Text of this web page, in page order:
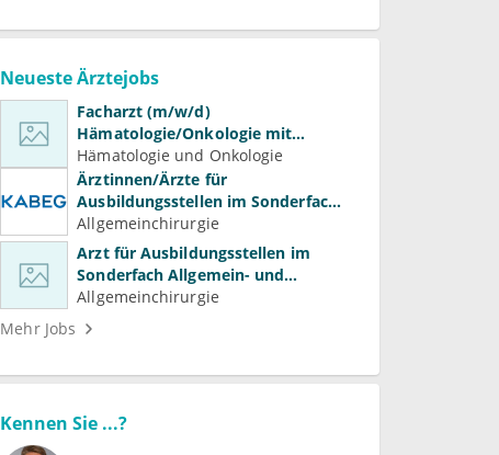
Neueste Ärztejobs
Facharzt (m/w/d)
Hämatologie/Onkologie mit
Beteiligung an Forschung und
Lehre
Hämatologie und Onkologie
Ärztinnen/Ärzte für
Ausbildungsstellen im Sonderfach
Allgemein- und Viszeralchirurgie
Allgemeinchirurgie
Arzt für Ausbildungsstellen im
Sonderfach Allgemein- und
Gefäßchirurgie (m/w/d)
Allgemeinchirurgie
Mehr Jobs
Kennen Sie ...?